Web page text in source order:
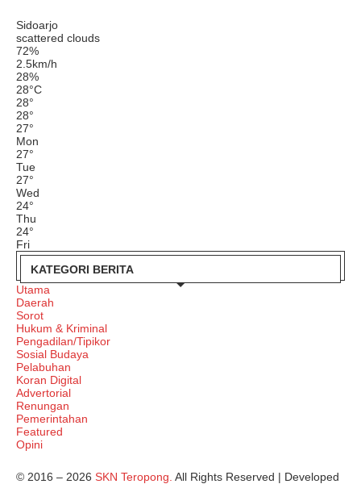
Sidoarjo
scattered clouds
72%
2.5km/h
28%
28°C
28°
28°
27°
Mon
27°
Tue
27°
Wed
24°
Thu
24°
Fri
KATEGORI BERITA
Utama
Daerah
Sorot
Hukum & Kriminal
Pengadilan/Tipikor
Sosial Budaya
Pelabuhan
Koran Digital
Advertorial
Renungan
Pemerintahan
Featured
Opini
© 2016 – 2026 SKN Teropong. All Rights Reserved | Developed